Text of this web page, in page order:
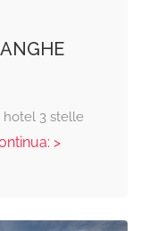
hotel 3 stelle
>